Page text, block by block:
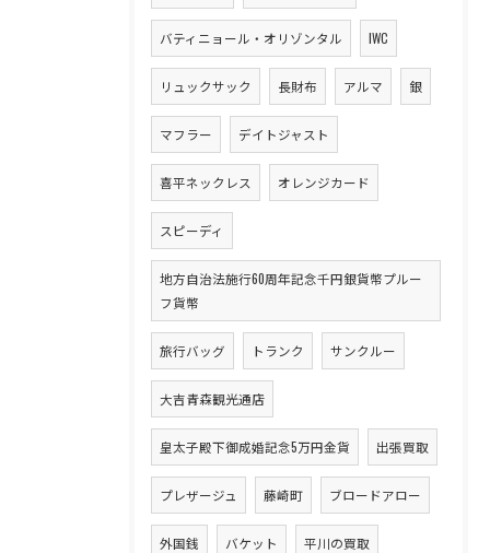
バティニョール・オリゾンタル IWC
リュックサック 長財布 アルマ 銀
マフラー デイトジャスト
喜平ネックレス オレンジカード
スピーディ
地方自治法施行60周年記念千円銀貨幣プルー
フ貨幣
旅行バッグ トランク サンクルー
大吉青森観光通店
皇太子殿下御成婚記念5万円金貨 出張買取
プレザージュ 藤崎町 ブロードアロー
外国銭 バケット 平川の買取